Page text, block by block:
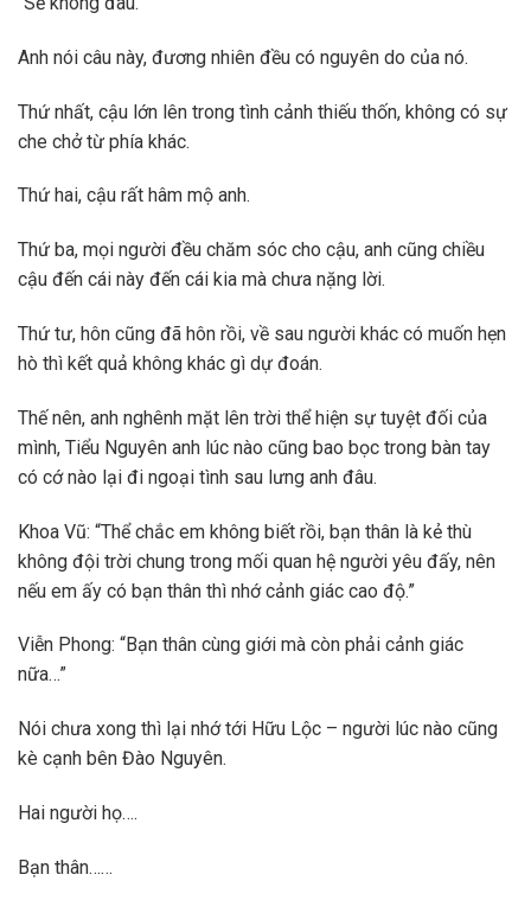
Anh nói câu này, đương nhiên đều có nguyên do của nó.
Thứ nhất, cậu lớn lên trong tình cảnh thiếu thốn, không có sự
che chở từ phía khác.
Thứ hai, cậu rất hâm mộ anh.
Thứ ba, mọi người đều chăm sóc cho cậu, anh cũng chiều
cậu đến cái này đến cái kia mà chưa nặng lời.
Thứ tư, hôn cũng đã hôn rồi, về sau người khác có muốn hẹn
hò thì kết quả không khác gì dự đoán.
Thế nên, anh nghênh mặt lên trời thể hiện sự tuyệt đối của
mình, Tiểu Nguyên anh lúc nào cũng bao bọc trong bàn tay
có cớ nào lại đi ngoại tình sau lưng anh đâu.
Khoa Vũ: “Thể chắc em không biết rồi, bạn thân là kẻ thù
không đội trời chung trong mối quan hệ người yêu đấy, nên
nếu em ấy có bạn thân thì nhớ cảnh giác cao độ.”
Viễn Phong: “Bạn thân cùng giới mà còn phải cảnh giác
nữa…”
Nói chưa xong thì lại nhớ tới Hữu Lộc – người lúc nào cũng
kè cạnh bên Đào Nguyên.
Hai người họ….
Bạn thân……